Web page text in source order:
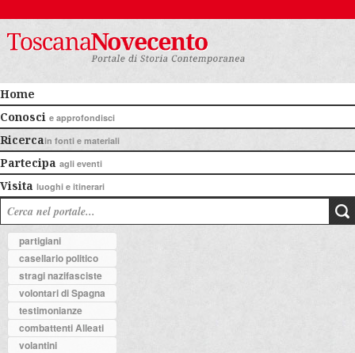
Home
Conosci e approfondisci
Ricercain fonti e materiali
Partecipa agli eventi
Visita luoghi e itinerari
partigiani
casellario politico
stragi nazifasciste
volontari di Spagna
testimonianze
combattenti Alleati
volantini